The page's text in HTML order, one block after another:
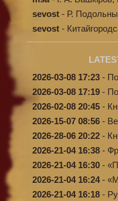
sevost - Р.
sevost -
2026-03-08 17:23 -
2026-03-08 17:19 -
доро...
2026-02-08 20:45 -
2026-15-07 08:56 -
Во...
2026-28-06 20:22 -
и...
2026-21-04 16:38 -
П...
2026-21-04 16:30 -
А.Н...
2026-21-04 16:24-
Μηναίον...
2026-21-04 16:18 -